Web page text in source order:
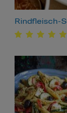
Rindfleisch-